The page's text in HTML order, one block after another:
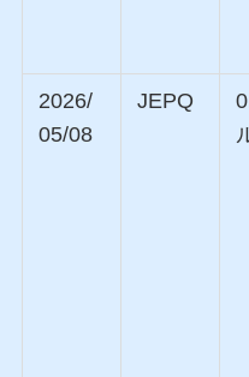
2026/
05/08
JEPQ